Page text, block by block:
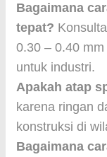
Bagaimana
tepat?
0.30 – 0.40
untuk industri.
Apakah atap
karena ringan
konstruksi di
Bagaimana